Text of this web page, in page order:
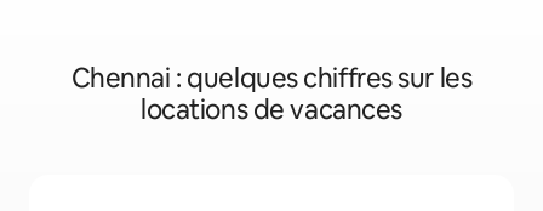
Chennai : quelques chiffres sur les
locations de vacances